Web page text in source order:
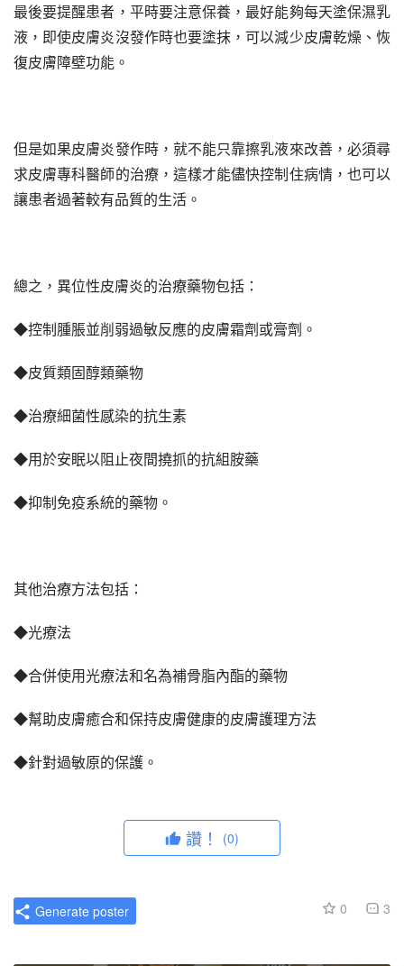
最後要提醒患者，平時要注意保養，最好能夠每天塗保濕乳
液，即使皮膚炎沒發作時也要塗抹，可以減少皮膚乾燥、恢
復皮膚障壁功能。
但是如果皮膚炎發作時，就不能只靠擦乳液來改善，必須尋
求皮膚專科醫師的治療，這樣才能儘快控制住病情，也可以
讓患者過著較有品質的生活。
總之，異位性皮膚炎的治療藥物包括：
◆控制腫脹並削弱過敏反應的皮膚霜劑或膏劑。
◆皮質類固醇類藥物
◆治療細菌性感染的抗生素
◆用於安眠以阻止夜間撓抓的抗組胺藥
◆抑制免疫系統的藥物。
其他治療方法包括：
◆光療法
◆合併使用光療法和名為補骨脂內酯的藥物
◆幫助皮膚癒合和保持皮膚健康的皮膚護理方法
◆針對過敏原的保護。
讚！ (0)
0 3
Generate poster